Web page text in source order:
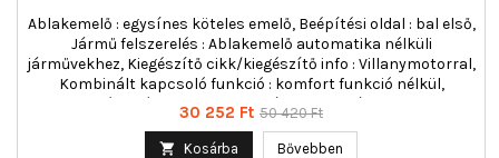
Ablakemelő : egysínes köteles emelő, Beépítési oldal : bal első,
Jármű felszerelés : Ablakemelő automatika nélküli
járművekhez, Kiegészítő cikk/kiegészítő info : Villanymotorral,
Kombinált kapcsoló funkció : komfort funkció nélkül,
Működési mód : elektromos, Páros cikkszám : 2160520
Ár
30 252 Ft Normál
50 420 Ft
 Kosárba Bővebben